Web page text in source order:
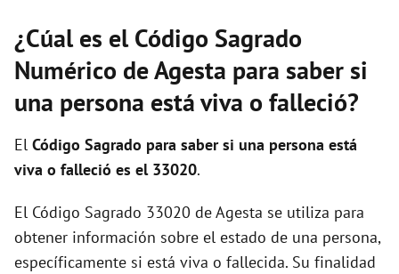
V
i
d
o
¿Cúal es el Código Sagrado
Numérico de Agesta para saber si
una persona está viva o falleció?
El Código Sagrado para saber si una persona está
viva o falleció es el 33020.
El Código Sagrado 33020 de Agesta se utiliza para
obtener información sobre el estado de una persona,
específicamente si está viva o fallecida. Su finalidad